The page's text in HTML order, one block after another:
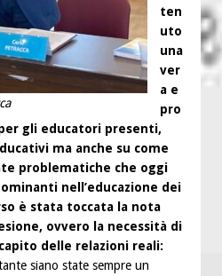
ten
uto
una
ver
a e
pro
gli educatori presenti,
ma anche su come
problematiche che oggi
nell’educazione dei
è stata toccata la nota
ovvero la necessità di
delle relazioni reali:
siano state sempre un